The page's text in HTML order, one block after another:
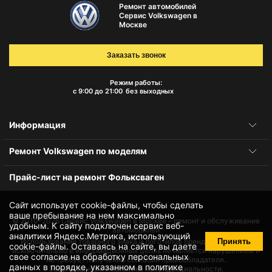
Сайт использует cookie-файлы, чтобы сделать
ваше пребывание на нем максимально
удобным. К cайту подключен сервис веб-
аналитики Яндекс.Метрика, использующий
cookie-файлы. Оставаясь на сайте, вы даете
своесогласие на обработку персональных
данных в порядке, указанном в политике
Принять
Ремонт автомобилей
Сервис Volkswagen в
Москве
Режим работы:
с 9:00 до 21:00 без выходных
Заказать звонок
Информация
Ремонт Volkswagen по моделям
Прайс-лист на ремонт Фольксваген
© 2010-2026Сервис Volkswagen в Москве – ремонт и обслуживание
автомобилей
Использование товарного знака и логотипов бренда происходит
исключительно в информационных целях не является нарушением и
не требует получения согласия правообладателя.
Защита данных и политика конфиденциальности.